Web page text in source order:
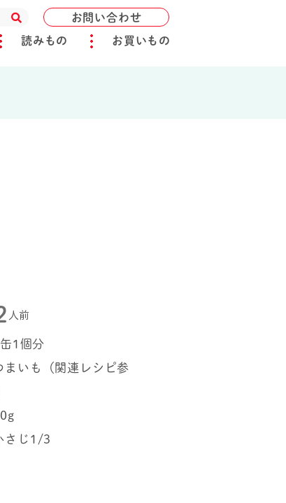
お問い合わせ
読みもの お買いもの
人前
1個分
まいも（関連レシピ参
さじ1/3